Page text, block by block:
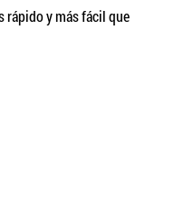
rápido y más fácil que